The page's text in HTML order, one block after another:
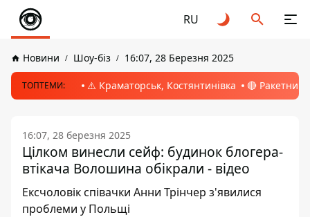
RU
Новини Шоу-біз 16:07, 28 Березня 2025
ТОПТЕМИ: ⚠️ Краматорськ, Костянтинівка 🔴 Ракетний
16:07, 28 березня 2025
Цілком винесли сейф: будинок блогера-
втікача Волошина обікрали - відео
Ексчоловік співачки Анни Трінчер з'явилися
проблеми у Польщі